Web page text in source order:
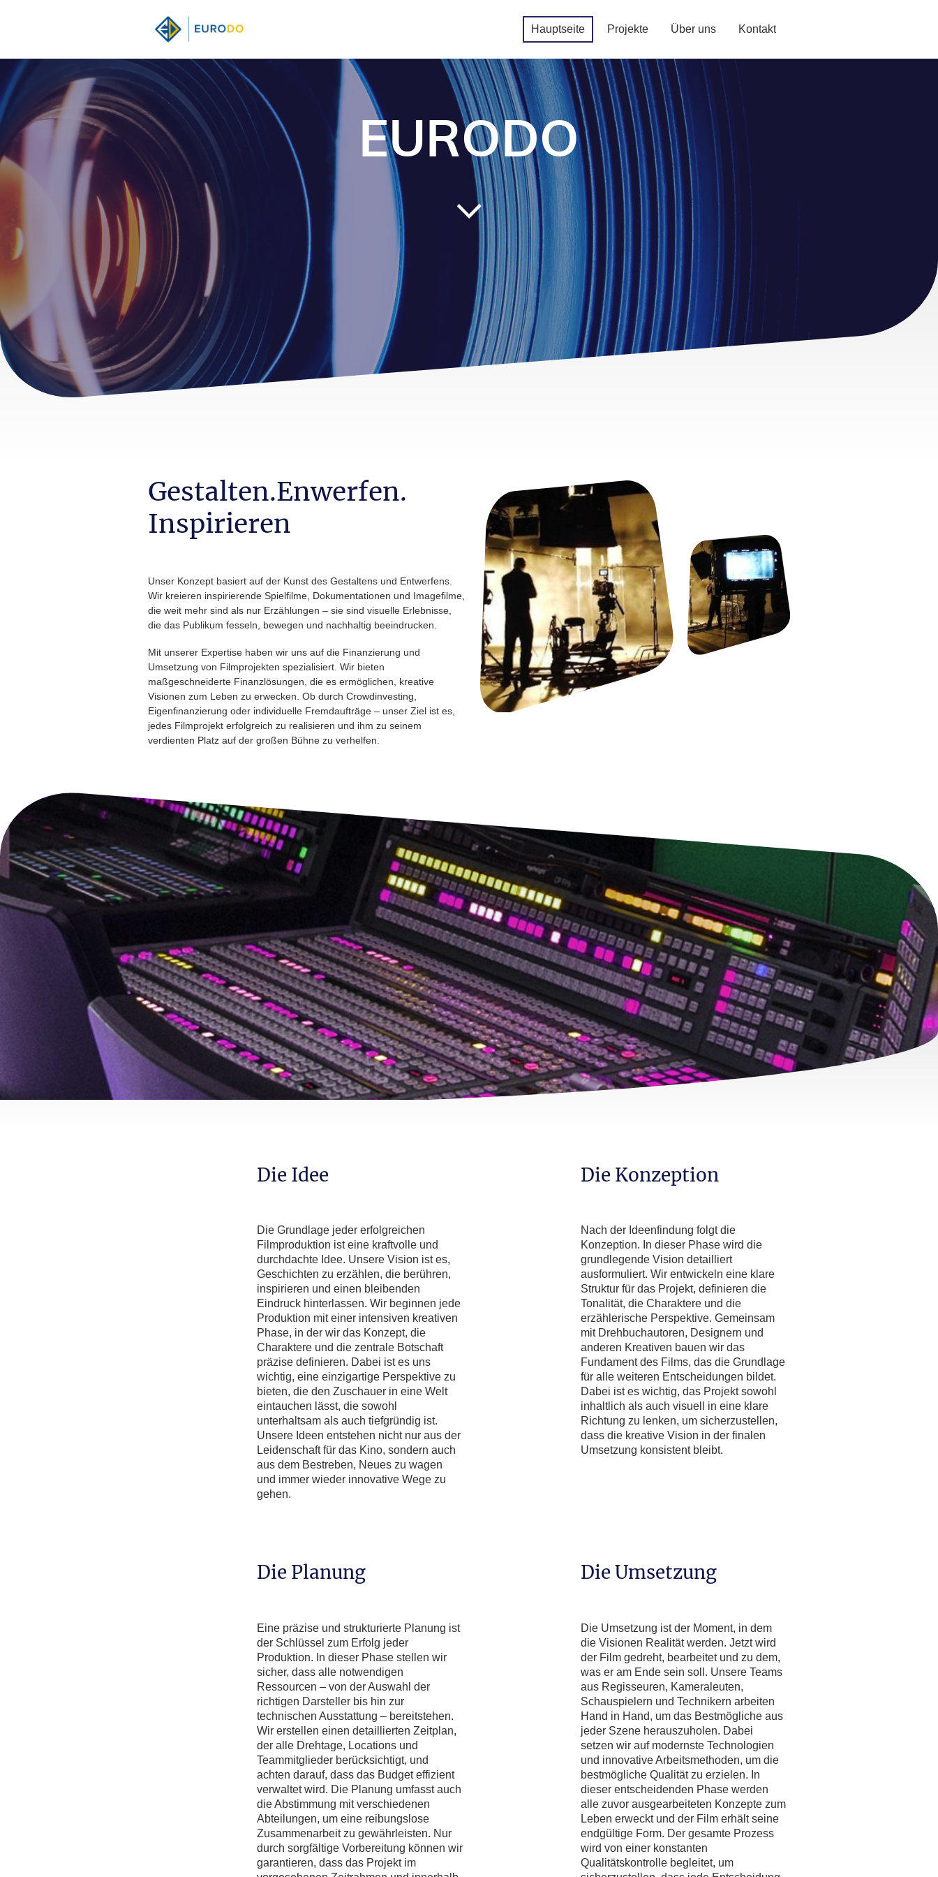
Hauptseite Projekte Über uns Kontakt
EURODO
Gestalten.Enwerfen.
Inspirieren
Unser Konzept basiert auf der Kunst des Gestaltens und Entwerfens.
Wir kreieren inspirierende Spielfilme, Dokumentationen und Imagefilme,
die weit mehr sind als nur Erzählungen – sie sind visuelle Erlebnisse,
die das Publikum fesseln, bewegen und nachhaltig beeindrucken.
Mit unserer Expertise haben wir uns auf die Finanzierung und
Umsetzung von Filmprojekten spezialisiert. Wir bieten
maßgeschneiderte Finanzlösungen, die es ermöglichen, kreative
Visionen zum Leben zu erwecken. Ob durch Crowdinvesting,
Eigenfinanzierung oder individuelle Fremdaufträge – unser Ziel ist es,
jedes Filmprojekt erfolgreich zu realisieren und ihm zu seinem
verdienten Platz auf der großen Bühne zu verhelfen.
Die Idee
Die Grundlage jeder erfolgreichen
Filmproduktion ist eine kraftvolle und
durchdachte Idee. Unsere Vision ist es,
Geschichten zu erzählen, die berühren,
inspirieren und einen bleibenden
Eindruck hinterlassen. Wir beginnen jede
Produktion mit einer intensiven kreativen
Phase, in der wir das Konzept, die
Charaktere und die zentrale Botschaft
präzise definieren. Dabei ist es uns
wichtig, eine einzigartige Perspektive zu
bieten, die den Zuschauer in eine Welt
eintauchen lässt, die sowohl
unterhaltsam als auch tiefgründig ist.
Unsere Ideen entstehen nicht nur aus der
Leidenschaft für das Kino, sondern auch
aus dem Bestreben, Neues zu wagen
und immer wieder innovative Wege zu
gehen.
Die Konzeption
Nach der Ideenfindung folgt die
Konzeption. In dieser Phase wird die
grundlegende Vision detailliert
ausformuliert. Wir entwickeln eine klare
Struktur für das Projekt, definieren die
Tonalität, die Charaktere und die
erzählerische Perspektive. Gemeinsam
mit Drehbuchautoren, Designern und
anderen Kreativen bauen wir das
Fundament des Films, das die Grundlage
für alle weiteren Entscheidungen bildet.
Dabei ist es wichtig, das Projekt sowohl
inhaltlich als auch visuell in eine klare
Richtung zu lenken, um sicherzustellen,
dass die kreative Vision in der finalen
Umsetzung konsistent bleibt.
Die Planung
Eine präzise und strukturierte Planung ist
der Schlüssel zum Erfolg jeder
Produktion. In dieser Phase stellen wir
sicher, dass alle notwendigen
Ressourcen – von der Auswahl der
richtigen Darsteller bis hin zur
technischen Ausstattung – bereitstehen.
Wir erstellen einen detaillierten Zeitplan,
der alle Drehtage, Locations und
Teammitglieder berücksichtigt, und
achten darauf, dass das Budget effizient
verwaltet wird. Die Planung umfasst auch
die Abstimmung mit verschiedenen
Abteilungen, um eine reibungslose
Zusammenarbeit zu gewährleisten. Nur
durch sorgfältige Vorbereitung können wir
garantieren, dass das Projekt im
Die Umsetzung
Die Umsetzung ist der Moment, in dem
die Visionen Realität werden. Jetzt wird
der Film gedreht, bearbeitet und zu dem,
was er am Ende sein soll. Unsere Teams
aus Regisseuren, Kameraleuten,
Schauspielern und Technikern arbeiten
Hand in Hand, um das Bestmögliche aus
jeder Szene herauszuholen. Dabei
setzen wir auf modernste Technologien
und innovative Arbeitsmethoden, um die
bestmögliche Qualität zu erzielen. In
dieser entscheidenden Phase werden
alle zuvor ausgearbeiteten Konzepte zum
Leben erweckt und der Film erhält seine
endgültige Form. Der gesamte Prozess
wird von einer konstanten
Qualitätskontrolle begleitet, um